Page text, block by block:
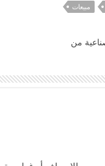
مبيعات
من